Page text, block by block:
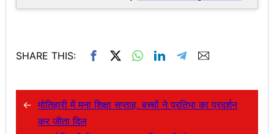
SHARE THIS:
← मोतिहारी में मना शिक्षा सप्ताह, बच्चों ने प्रतिभा का प्रदर्शन
कर जीता दिल